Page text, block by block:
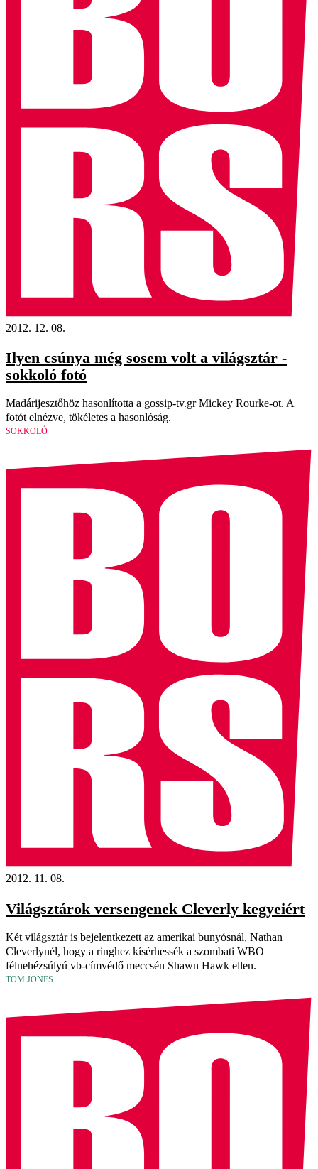
2012. 12. 08.
Ilyen csúnya még sosem volt a világsztár -
sokkoló fotó
Madárijesztőhöz hasonlította a gossip-tv.gr Mickey Rourke-ot. A
fotót elnézve, tökéletes a hasonlóság.
SOKKOLÓ
2012. 11. 08.
Világsztárok versengenek Cleverly kegyeiért
Két világsztár is bejelentkezett az amerikai bunyósnál, Nathan
Cleverlynél, hogy a ringhez kísérhessék a szombati WBO
félnehézsúlyú vb-címvédő meccsén Shawn Hawk ellen.
TOM JONES